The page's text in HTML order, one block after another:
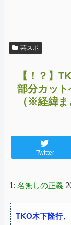
芸スポ
【！？】
部分カッ
（※経緯ま
Twitter
1: 名無しの正義
TKO木下隆行